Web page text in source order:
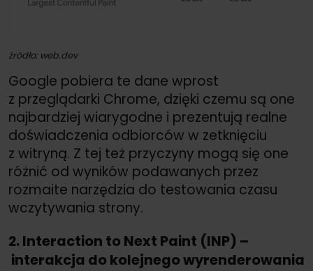
źródło: web.dev
Google pobiera te dane wprost
z przeglądarki Chrome, dzięki czemu są one
najbardziej wiarygodne i prezentują realne
doświadczenia odbiorców w zetknięciu
z witryną. Z tej też przyczyny mogą się one
różnić od wyników podawanych przez
rozmaite narzędzia do testowania czasu
wczytywania strony.
2. Interaction to Next Paint (INP) –
interakcja do kolejnego wyrenderowania